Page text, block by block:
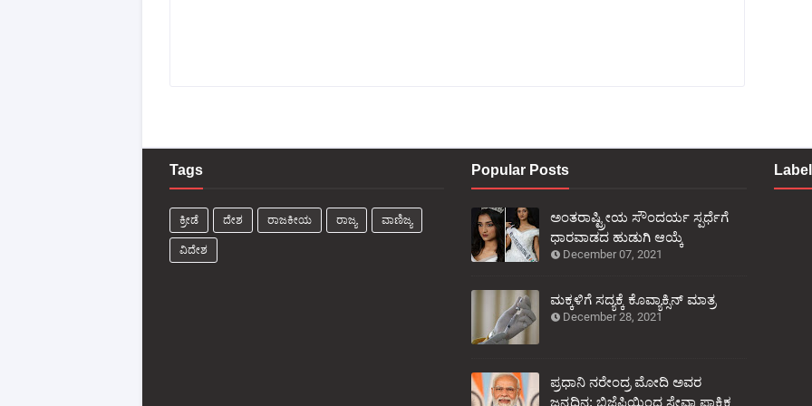
Tags
ಕ್ರೀಡೆ ದೇಶ ರಾಜಕೀಯ ರಾಜ್ಯ ವಾಣಿಜ್ಯ
ವಿದೇಶ
Popular Posts
ಅಂತರಾಷ್ಟ್ರೀಯ ಸೌಂದರ್ಯ ಸ್ಪರ್ಧೆಗೆ
ಧಾರವಾಡದ ಹುಡುಗಿ ಆಯ್ಕೆ
December 07, 2021
ಮಕ್ಕಳಿಗೆ ಸದ್ಯಕ್ಕೆ ಕೊವ್ಯಾಕ್ಸಿನ್ ಮಾತ್ರ
December 28, 2021
ಪ್ರಧಾನಿ ನರೇಂದ್ರ ಮೋದಿ ಅವರ
ಜನ್ಮದಿನ: ಬಿಜೆಪಿಯಿಂದ ಸೇವಾ ಪಾಕ್ಷಿಕ